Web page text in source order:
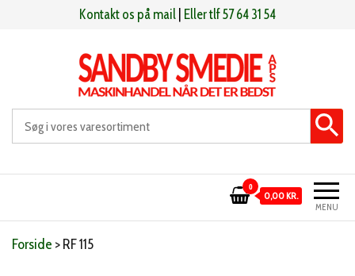
Kontakt os på mail Eller tlf 57 64 31 54
Sandby smeden Maskinhandel når det er bedst
MENU
0
0,00 KR.
Forside >RF 115